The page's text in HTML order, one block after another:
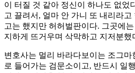
이 터질 것 같아 정신이 하나도 없었
고 끌려서, 얼마 안 가니 또 내리라
고는 했지만 허허벌판이다. 그곳에
지하게 뜨거우며 삭막하고 지저분했
변호사는 멀리 바라다보이는 조그
로 들어가는 검문소이고, 반드시 일